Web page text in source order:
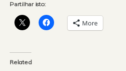
Partilhar isto:
More
Related